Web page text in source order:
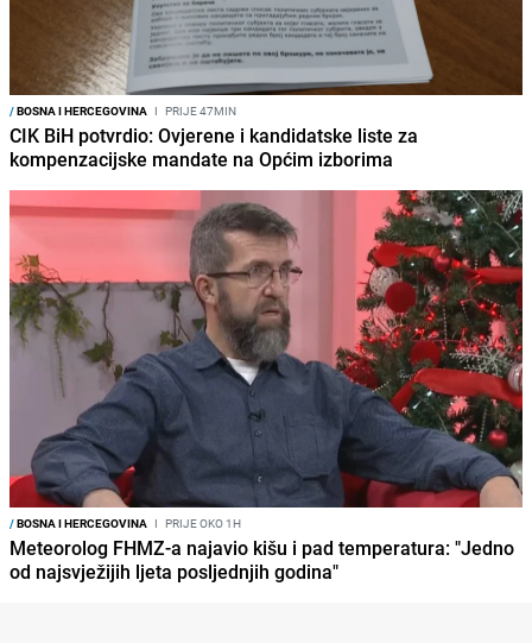
/BOSNA I HERCEGOVINA I PRIJE 47MIN
CIK BiH potvrdio: Ovjerene i kandidatske liste za
kompenzacijske mandate na Općim izborima
/BOSNA I HERCEGOVINA I PRIJE OKO 1H
Meteorolog FHMZ-a najavio kišu i pad temperatura: "Jedno
od najsvježijih ljeta posljednjih godina"